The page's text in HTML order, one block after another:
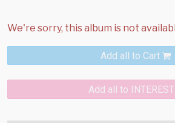
Add all to Cart
Add all to INTEREST